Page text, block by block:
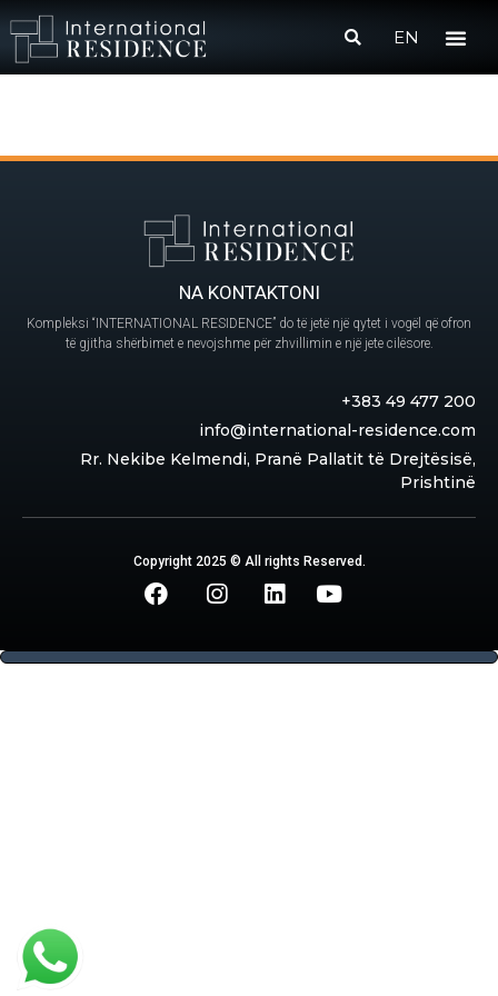
EN
NA KONTAKTONI
Kompleksi “INTERNATIONAL RESIDENCE” do të jetë një qytet i vogël që ofron
të gjitha shërbimet e nevojshme për zhvillimin e një jete cilësore.
+383 49 477 200
info@international-residence.com
Rr. Nekibe Kelmendi, Pranë Pallatit të Drejtësisë,
Prishtinë
Copyright 2025 © All rights Reserved.